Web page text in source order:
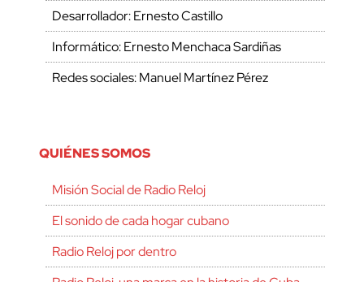
Desarrollador: Ernesto Castillo
Informático: Ernesto Menchaca Sardiñas
Redes sociales: Manuel Martínez Pérez
QUIÉNES SOMOS
Misión Social de Radio Reloj
El sonido de cada hogar cubano
Radio Reloj por dentro